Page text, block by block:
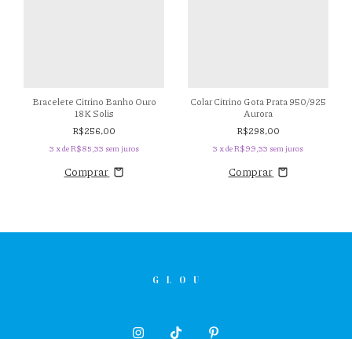
Bracelete Citrino Banho Ouro
18K Solis
R$256,00
3 x deR$85,33 sem juros
Comprar
Colar Citrino Gota Prata 950/925
Aurora
R$298,00
3 x deR$99,33 sem juros
Comprar